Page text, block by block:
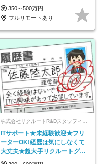
以上
350～500万円
フルリモートあり
ITサポート★未経験歓迎★フリ
ーターOK!経歴は気にしなくて
大丈夫★超大手リクルートグル
ープの正社員/sg